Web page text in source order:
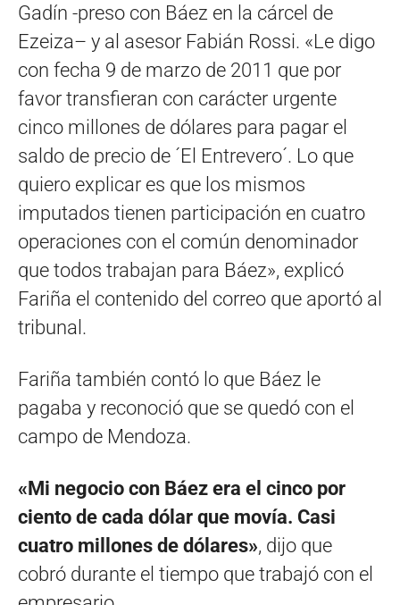
Gadín -preso con Báez en la cárcel de
Ezeiza– y al asesor Fabián Rossi. «Le digo
con fecha 9 de marzo de 2011 que por
favor transfieran con carácter urgente
cinco millones de dólares para pagar el
saldo de precio de ´El Entrevero´. Lo que
quiero explicar es que los mismos
imputados tienen participación en cuatro
operaciones con el común denominador
que todos trabajan para Báez», explicó
Fariña el contenido del correo que aportó al
tribunal.
Fariña también contó lo que Báez le
pagaba y reconoció que se quedó con el
campo de Mendoza.
«Mi negocio con Báez era el cinco por
ciento de cada dólar que movía. Casi
cuatro millones de dólares», dijo que
cobró durante el tiempo que trabajó con el